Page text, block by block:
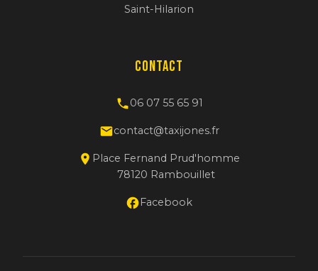
Saint-Hilarion
Contact
06 07 55 65 91
contact@taxijones.fr
Place Fernand Prud'homme
78120 Rambouillet
Facebook